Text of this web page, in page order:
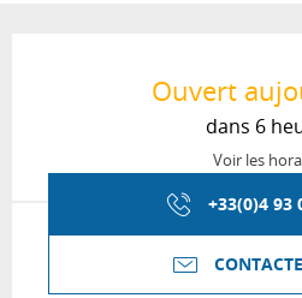
Ouvert
dans 6
Voir les
+33(0)4 93